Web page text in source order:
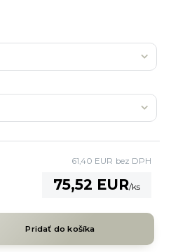
75,52 EUR/ks
61,40 EUR bez DPH
Pridať do košíka